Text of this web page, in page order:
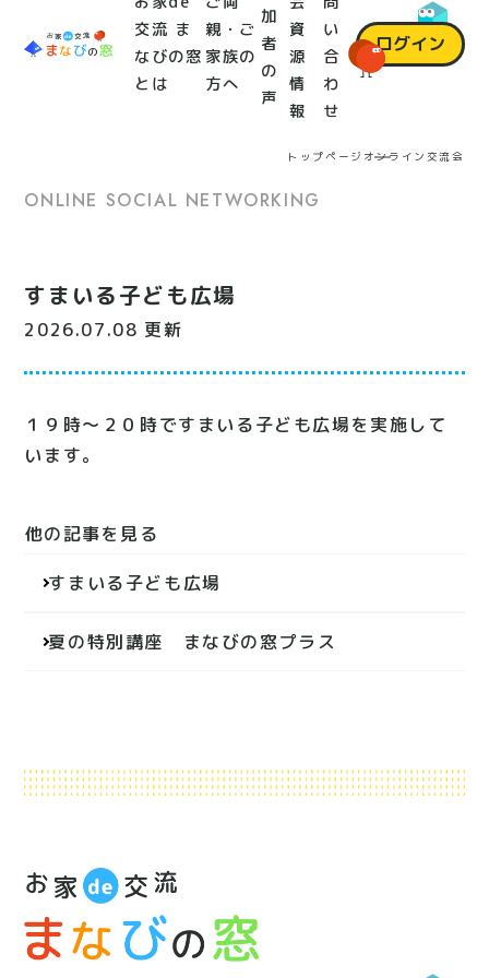
交流 ま
なびの窓
とは
親・ご
家族の
方へ
加
者
の
声
資
源
情
報
い
合
わ
せ
ログイン
トップページ オンライン交流会
ONLINE SOCIAL NETWORKING
すまいる子ども広場
2026.07.08 更新
１９時～２０時ですまいる子ども広場を実施して
います。
他の記事を見る
ョ
すまいる子ども広場
夏の特別講座 まなびの窓プラス